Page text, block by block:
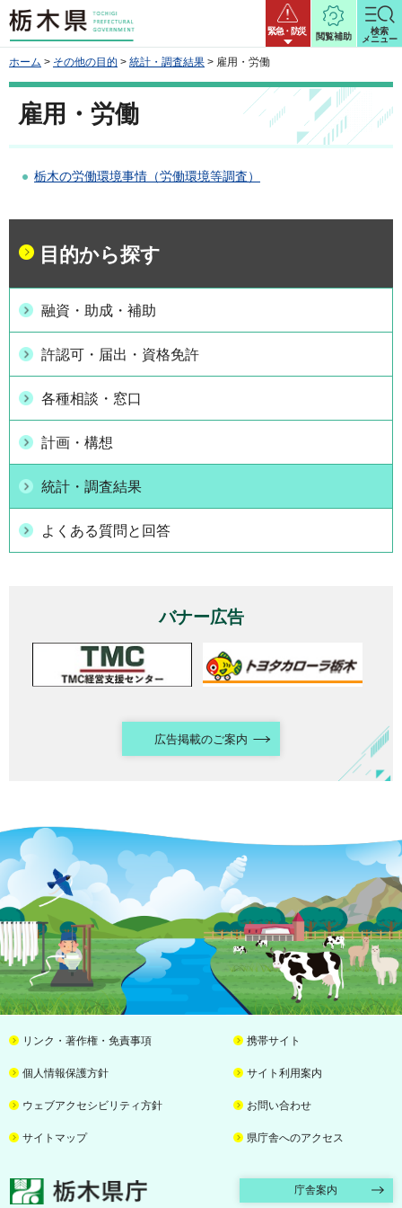
栃木県 緊急・防災
閲覧補助
検索
メニュー
ホーム > その他の目的 > 統計・調査結果 > 雇用・労働
雇用・労働
栃木の労働環境事情（労働環境等調査）
目的から探す
融資・助成・補助
許認可・届出・資格免許
各種相談・窓口
計画・構想
統計・調査結果
よくある質問と回答
バナー広告
広告掲載のご案内
リンク・著作権・免責事項 携帯サイト
個人情報保護方針 サイト利用案内
ウェブアクセシビリティ方針 お問い合わせ
サイトマップ 県庁舎へのアクセス
栃木県庁 庁舎案内